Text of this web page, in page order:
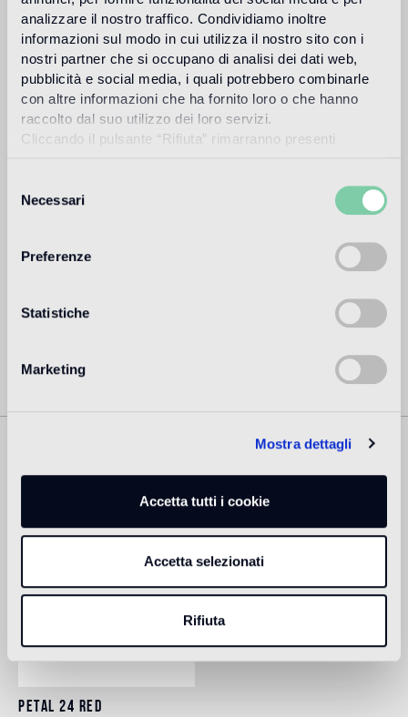
analizzare il nostro traffico. Condividiamo inoltre
informazioni sul modo in cui utilizza il nostro sito con i
nostri partner che si occupano di analisi dei dati web,
pubblicità e social media, i quali potrebbero combinarle
con altre informazioni che ha fornito loro o che hanno
raccolto dal suo utilizzo dei loro servizi.
Cliccando il pulsante “Rifiuta” rimarranno presenti
tecnici.
delNecessari
Preferenze
Statistiche
Marketing
Mostra dettagli
Accetta tutti i cookie
Accetta selezionati
Rifiuta
Design
marcel wanders
en 1963, avec studio à Amsterdam et plus de 1700 projets
Puma et beaucoup d'autres.
Prodotti Correlati
PETAL 24 RED